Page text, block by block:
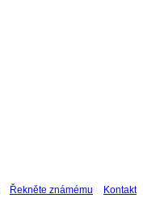
Řekněte známému Kontakt